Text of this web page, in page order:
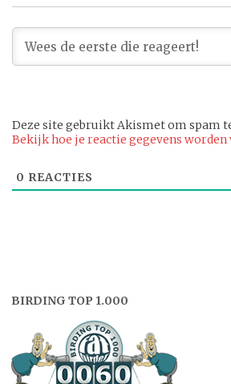
Deze site gebruikt Akismet om spam
Bekijk hoe je reactie gegevens
0 REACTIES
BIRDING TOP 1.000